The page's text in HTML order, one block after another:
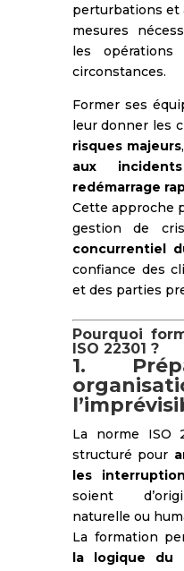
perturbations
mesures
les
circonstances.
Former ses
leur donner les
risques majeurs,
aux incidents
redémarrage
Cette approche
gestion de
concurrentiel
confiance des
et des parties
Pourquoi
ISO 22301 ?
1.
La norme ISO
structuré pour
les
soient
naturelle ou
La formation
la logique du